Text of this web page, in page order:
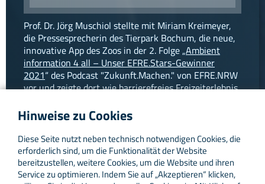
Prof. Dr. Jörg Muschiol stellte mit Miriam Kreimeyer,
die Pressesprecherin des Tierpark Bochum, die neue,
innovative App des Zoos in der 2. Folge „Ambient
information 4 all – Unser EFRE.Stars-Gewinner
2021“ des Podcast "Zukunft.Machen." von EFRE.NRW
vor und zeigte dort wie barrierefreies Freizeiterlebnis
Hören Sie die Podcast-Folge auf folgenden Portalen:
MP3-Download:https://www.efre.nrw.de/daten-
fakten/podcasts/
Apple Podcasts:https://bit.ly/3nIL4rb
Hinweise zu Cookies
Diese Seite nutzt neben technisch notwendigen Cookies, die
erforderlich sind, um die Funktionalität der Website
bereitzustellen, weitere Cookies, um die Website und ihren
Service zu optimieren. Indem Sie auf „Akzeptieren“ klicken,